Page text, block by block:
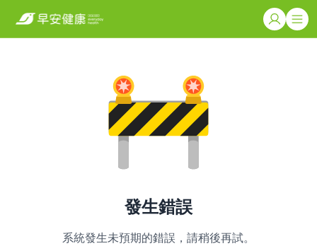
發生錯誤
系統發生未預期的錯誤，請稍後再試。